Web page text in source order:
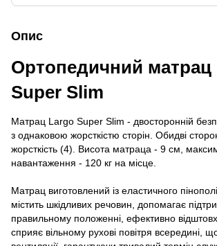
Опис
Ортопедичний матрац
Super Slim
Матрац Largo Super Slim - двосторонній
з однаковою жорсткістю сторін. Обидві
жорсткість (4). Висота матраца - 9 см,
навантаження - 120 кг на місце.
Матрац виготовлений із еластичного
містить шкідливих речовин, допомагає
правильному положенні, ефективно
сприяє вільному рухові повітря всередині,